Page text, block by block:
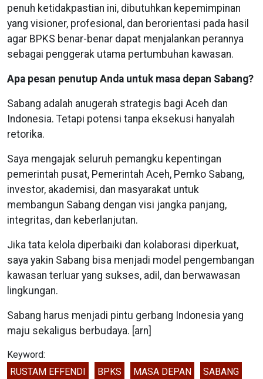
penuh ketidakpastian ini, dibutuhkan kepemimpinan
yang visioner, profesional, dan berorientasi pada hasil
agar BPKS benar-benar dapat menjalankan perannya
sebagai penggerak utama pertumbuhan kawasan.
Apa pesan penutup Anda untuk masa depan Sabang?
Sabang adalah anugerah strategis bagi Aceh dan
Indonesia. Tetapi potensi tanpa eksekusi hanyalah
retorika.
Saya mengajak seluruh pemangku kepentingan
pemerintah pusat, Pemerintah Aceh, Pemko Sabang,
investor, akademisi, dan masyarakat untuk
membangun Sabang dengan visi jangka panjang,
integritas, dan keberlanjutan.
Jika tata kelola diperbaiki dan kolaborasi diperkuat,
saya yakin Sabang bisa menjadi model pengembangan
kawasan terluar yang sukses, adil, dan berwawasan
lingkungan.
Sabang harus menjadi pintu gerbang Indonesia yang
maju sekaligus berbudaya. [arn]
Keyword:
RUSTAM EFFENDI
BPKS MASA DEPAN SABANG